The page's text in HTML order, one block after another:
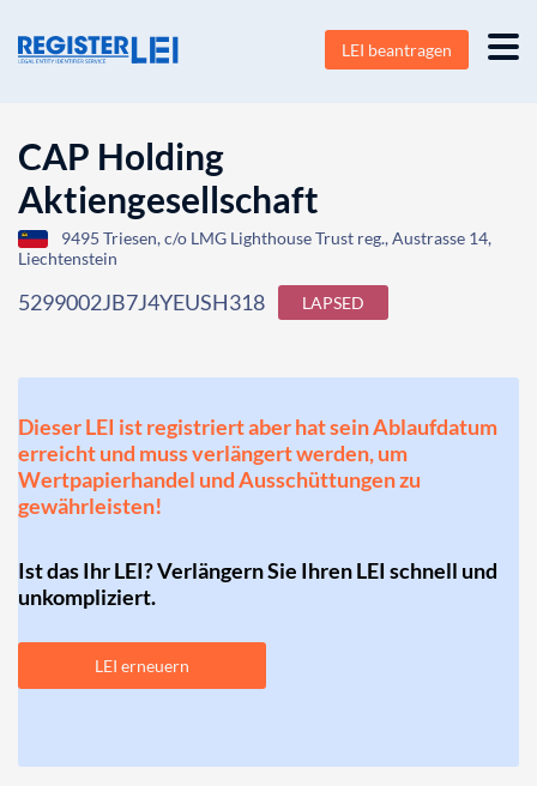
LEI beantragen
CAP Holding
Aktiengesellschaft
9495 Triesen, c/o LMG Lighthouse Trust reg., Austrasse 14,
Liechtenstein
5299002JB7J4YEUSH318 LAPSED
Dieser LEI ist registriert aber hat sein Ablaufdatum
erreicht und muss verlängert werden, um
Wertpapierhandel und Ausschüttungen zu
gewährleisten!
Ist das Ihr LEI? Verlängern Sie Ihren LEI schnell und
unkompliziert.
LEI erneuern